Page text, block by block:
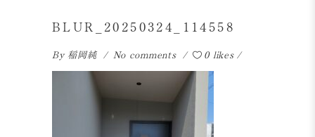
BLUR_20250324_114558
By稲岡純 No comments 0 likes